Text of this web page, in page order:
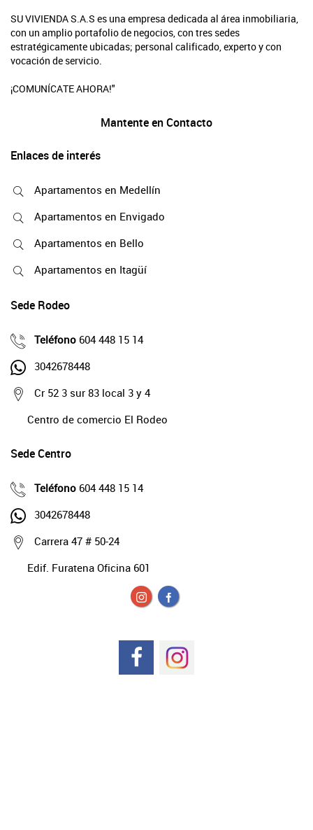
SU VIVIENDA S.A.S es una empresa dedicada al área inmobiliaria,
con un amplio portafolio de negocios, con tres sedes
estratégicamente ubicadas; personal calificado, experto y con
vocación de servicio.
¡COMUNÍCATE AHORA!"
Mantente en Contacto
Enlaces de interés
Apartamentos en Medellín
Apartamentos en Envigado
Apartamentos en Bello
Apartamentos en Itagüí
Sede Rodeo
Teléfono 604 448 15 14
3042678448
Cr 52 3 sur 83 local 3 y 4
Centro de comercio El Rodeo
Sede Centro
Teléfono 604 448 15 14
3042678448
Carrera 47 # 50-24
Edif. Furatena Oficina 601